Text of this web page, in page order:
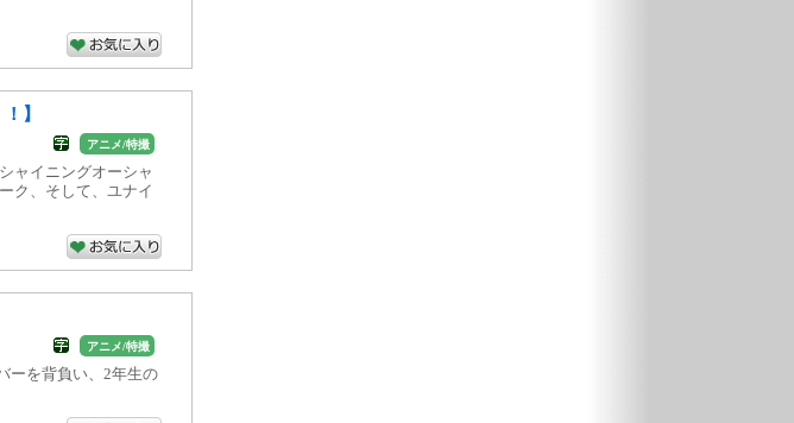
】
アニメ/特撮
ャイニングオーシャ
ク、そして、ユナイ
アニメ/特撮
ーを背負い、2年生の